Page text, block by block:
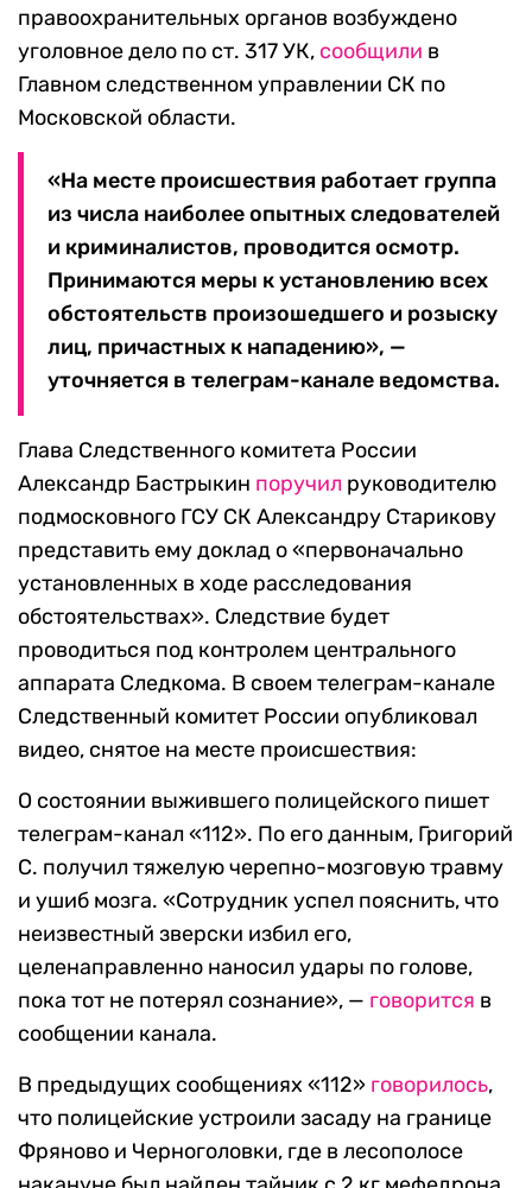
правоохранительных органов возбуждено
уголовное дело по ст. 317 УК, сообщили в
Главном следственном управлении СК по
Московской области.
«На месте происшествия работает группа
из числа наиболее опытных следователей
и криминалистов, проводится осмотр.
Принимаются меры к установлению всех
обстоятельств произошедшего и розыску
лиц, причастных к нападению», —
уточняется в телеграм-канале ведомства.
Глава Следственного комитета России
Александр Бастрыкин поручил руководителю
подмосковного ГСУ СК Александру Старикову
представить ему доклад о «первоначально
установленных в ходе расследования
обстоятельствах». Следствие будет
проводиться под контролем центрального
аппарата Следкома. В своем телеграм-канале
Следственный комитет России опубликовал
видео, снятое на месте происшествия:
О состоянии выжившего полицейского пишет
телеграм-канал «112». По его данным, Григорий
С. получил тяжелую черепно-мозговую травму
и ушиб мозга. «Сотрудник успел пояснить, что
неизвестный зверски избил его,
целенаправленно наносил удары по голове,
пока тот не потерял сознание», — говорится в
сообщении канала.
В предыдущих сообщениях «112» говорилось,
что полицейские устроили засаду на границе
Фряново и Черноголовки, где в лесополосе